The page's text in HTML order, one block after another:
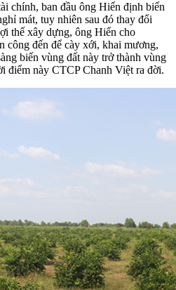
chính, ban đầu ông Hiển định biến
mát, tuy nhiên sau đó thay đổi
thế xây dựng, ông Hiển cho
công đến để cày xới, khai mương,
biến vùng đất này trở thành vùng
điểm này CTCP Chanh Việt ra đời.